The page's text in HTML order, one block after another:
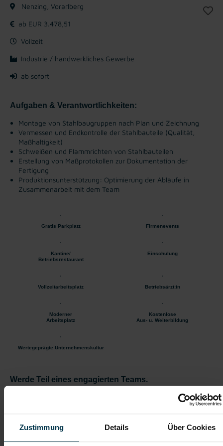
Zustimmung Details Über Cookies
Nenzing, Vorarlberg
ab EUR 3.478,51
Vollzeit
Industrie / handwerkliches Gewerbe
ab sofort
Aufgaben & Verantwortlichkeiten:
Montage von Stahlbaugruppen nach Plan und Zeichnung
Vermessen und Endkontrolle der Stahlbauteile (Qualität,
Maßhaltigkeit)
Schweißen und Flammrichten von Stahlbauteilen
Erstellung von Maßprotokollen zur Dokumentation der
Fertigung
Produktionsunterstützung: Optimierung der Abläufe in
Zusammenarbeit mit dem Team
Gratis Parkplatz Firmenevents
Kantine/
Betriebsrestaurant
Einschulung
Vollzeitarbeitsplatz Betriebsärzt:in
Moderner
Arbeitsplatz
Kostenlose
Aus- u. Weiterbildung
Wertegeprägte Unternehmenskultur
Werde Teil eines engagierten Teams.
Übernimm Verantwortung für hochwertige
Stahlbauprojekte und gestalte deine Karriere aktiv.